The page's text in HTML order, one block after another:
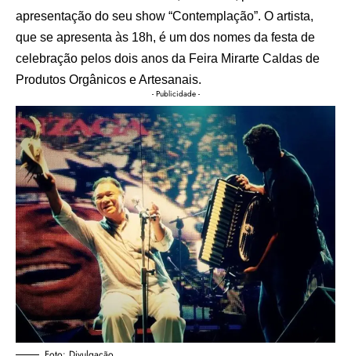
apresentação do seu show “Contemplação”. O artista,
que se apresenta às 18h, é um dos nomes da festa de
celebração pelos dois anos da Feira Mirarte Caldas de
Produtos Orgânicos e Artesanais.
- Publicidade -